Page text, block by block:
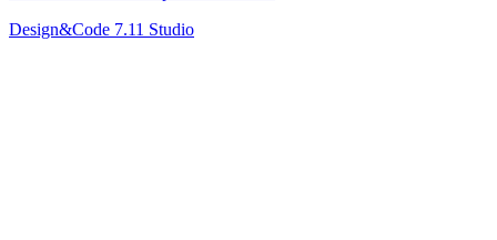
Design&Code 7.11 Studio